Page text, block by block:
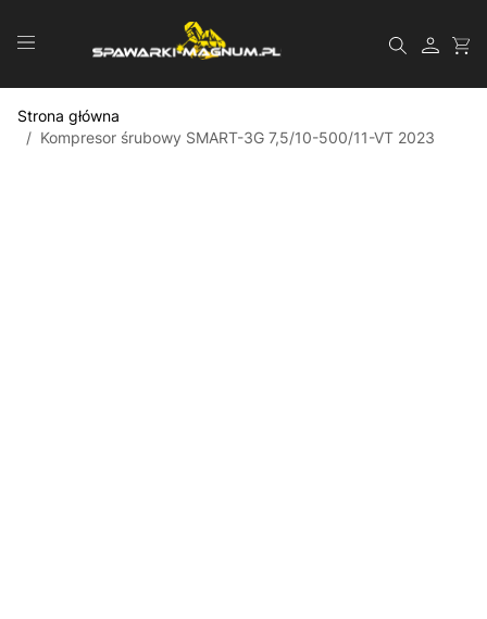
Szukaj
Strona główna
/ Kompresor śrubowy SMART-3G 7,5/10-500/11-VT 2023